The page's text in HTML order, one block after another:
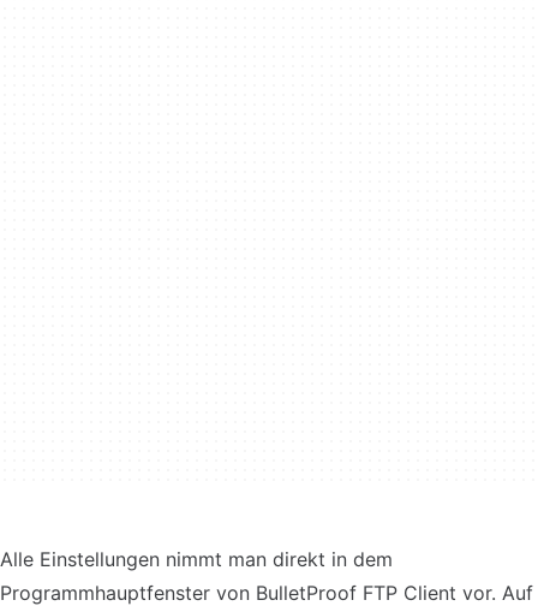
Alle Einstellungen nimmt man direkt in dem
Programmhauptfenster von BulletProof FTP Client vor. Auf